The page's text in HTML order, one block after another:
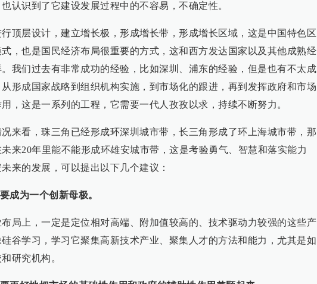
认识到了它建设发展过程中的不容易，不确定性。
顶层设计，建立增长极，形成增长带，形成增长区域，这是中国特色区
，也是国民经济布局很重要的方式，这和西方发达国家以及其他成熟经
我们过去有非常成功的经验，比如深圳、浦东的经验，但是也有不太成
形成国家战略到组织机构实施，到市场化的跟进，再到发挥政府和市场
，这是一系列的工程，它需要一代人孜孜以求，持续不断努力。
况来看，珠三角已经形成环深圳城市带，长三角形成了环上海城市带，那
来20年里能不能形成环雄安城市带，这是考验勇气、智慧和落实能力
来的发展，可以提出以下几个建议：
成为一个创新母极。
局上，一定是定位相对高端、附加值较高的、技术驱动力较强的这些产
谷学习，学习它聚集高新技术产业、聚集人才的方法和能力，尤其是如
研究机构。